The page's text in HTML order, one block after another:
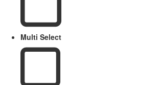
Multi Select